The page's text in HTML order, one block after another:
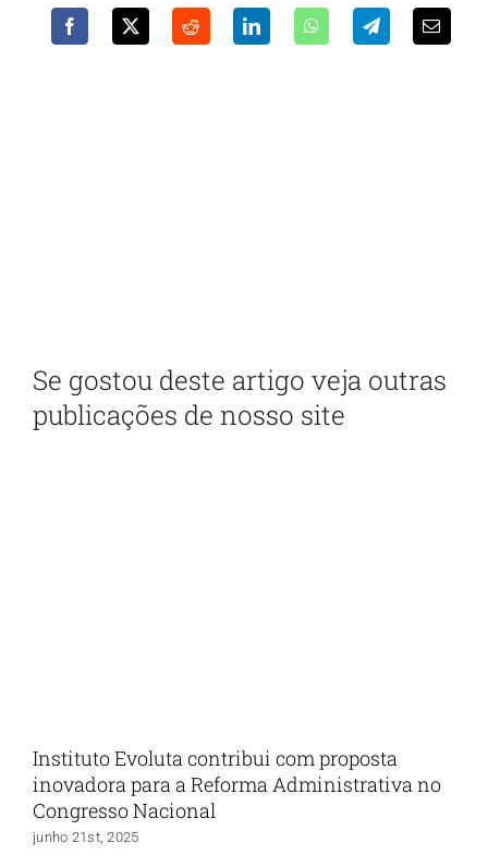
Se gostou deste artigo veja outras
publicações de nosso site
Instituto Evoluta contribui com proposta
inovadora para a Reforma Administrativa no
Congresso Nacional
junho 21st, 2025